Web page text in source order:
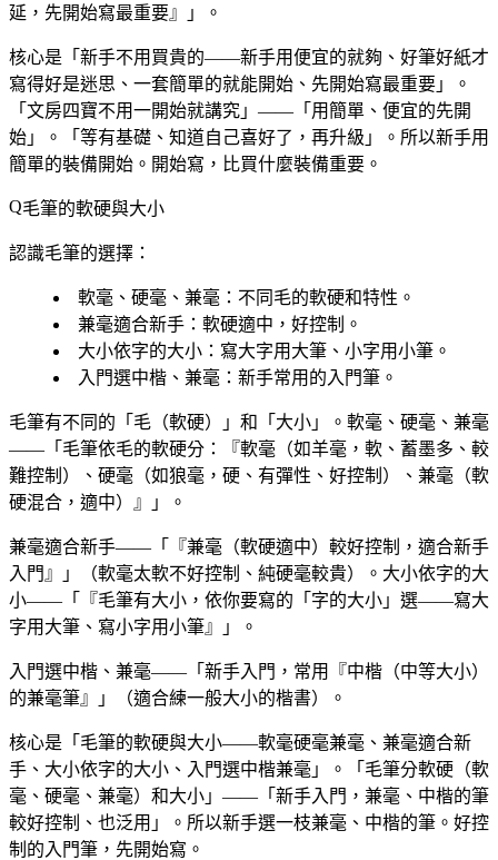
延，先開始寫最重要』」。
核心是「新手不用買貴的——新手用便宜的就夠、好筆好紙才
寫得好是迷思、一套簡單的就能開始、先開始寫最重要」。
「文房四寶不用一開始就講究」——「用簡單、便宜的先開
始」。「等有基礎、知道自己喜好了，再升級」。所以新手用
簡單的裝備開始。開始寫，比買什麼裝備重要。
毛筆的軟硬與大小
認識毛筆的選擇：
軟毫、硬毫、兼毫 ：不同毛的軟硬和特性。
兼毫適合新手 ：軟硬適中，好控制。
大小依字的大小 ：寫大字用大筆、小字用小筆。
入門選中楷、兼毫 ：新手常用的入門筆。
毛筆有不同的「毛（軟硬）」和「大小」。軟毫、硬毫、兼毫
——「毛筆依毛的軟硬分：『軟毫（如羊毫，軟、蓄墨多、較
難控制）、硬毫（如狼毫，硬、有彈性、好控制）、兼毫（軟
硬混合，適中）』」。
兼毫適合新手——「『兼毫（軟硬適中）較好控制，適合新手
入門』」（軟毫太軟不好控制、純硬毫較貴）。大小依字的大
小——「『毛筆有大小，依你要寫的「字的大小」選——寫大
字用大筆、寫小字用小筆』」。
入門選中楷、兼毫——「新手入門，常用『中楷（中等大小）
的兼毫筆』」（適合練一般大小的楷書）。
核心是「毛筆的軟硬與大小——軟毫硬毫兼毫、兼毫適合新
手、大小依字的大小、入門選中楷兼毫」。「毛筆分軟硬（軟
毫、硬毫、兼毫）和大小」——「新手入門，兼毫、中楷的筆
較好控制、也泛用」。所以新手選一枝兼毫、中楷的筆。好控
制的入門筆，先開始寫。